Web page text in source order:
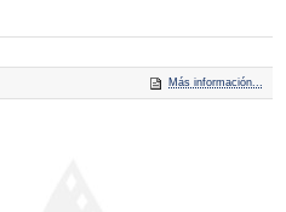
Más información...